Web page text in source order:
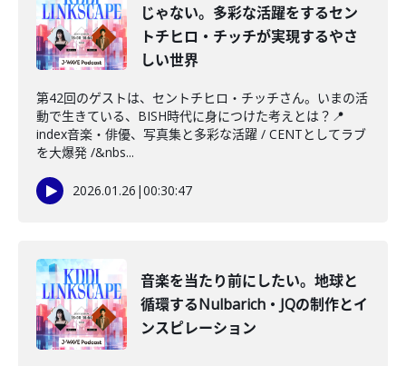
じゃない。多彩な活躍をするセン
トチヒロ・チッチが実現するやさ
しい世界
第42回のゲストは、セントチヒロ・チッチさん。いまの活
動で生きている、BISH時代に身につけた考えとは？📍
index音楽・俳優、写真集と多彩な活躍 / CENTとしてラブ
を大爆発 /&nbs...
2026.01.26 |00:30:47
音楽を当たり前にしたい。地球と
循環するNulbarich・JQの制作とイ
ンスピレーション